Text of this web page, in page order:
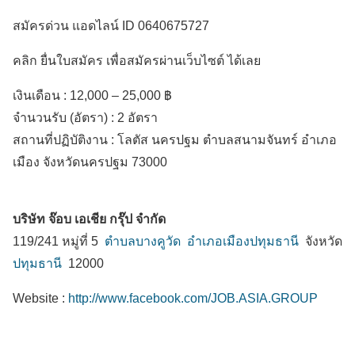
สมัครด่วน แอดไลน์ ID 0640675727
คลิก ยื่นใบสมัคร เพื่อสมัครผ่านเว็บไซต์ ได้เลย
เงินเดือน : 12,000 – 25,000 ฿
จำนวนรับ (อัตรา) : 2 อัตรา
สถานที่ปฏิบัติงาน : โลตัส นครปฐม ตำบลสนามจันทร์ อำเภอ
เมือง จังหวัดนครปฐม 73000
บริษัท จ๊อบ เอเชีย กรุ๊ป จำกัด
119/241 หมู่ที่ 5 ตำบลบางคูวัด อำเภอเมืองปทุมธานี จังหวัด
ปทุมธานี 12000
Website : http://www.facebook.com/JOB.ASIA.GROUP